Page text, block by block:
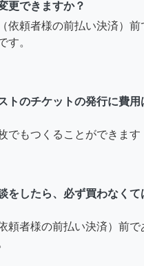
更できますか？
依頼者様の前払い決済）前
す。
トのチケットの発行に費用
でもつくることができます
をしたら、必ず買わなくて
頼者様の前払い決済）前で